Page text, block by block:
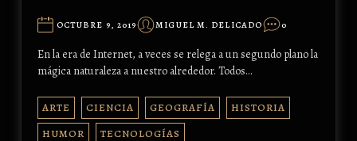
OCTUBRE 9, 2019 MIGUEL M. DELICADO 0
En la era de Internet, a veces se relega a un segundo plano la
mágica naturaleza a nuestro alrededor. Todos…
ARTE CIENCIA GEOGRAFÍA
HISTORIA
HUMOR
TECNOLOGÍAS